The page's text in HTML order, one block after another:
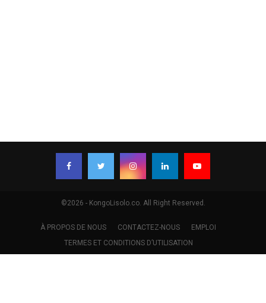
©2026 - KongoLisolo.co. All Right Reserved.
À PROPOS DE NOUS CONTACTEZ-NOUS
EMPLOI
TERMES ET CONDITIONS D’UTILISATION